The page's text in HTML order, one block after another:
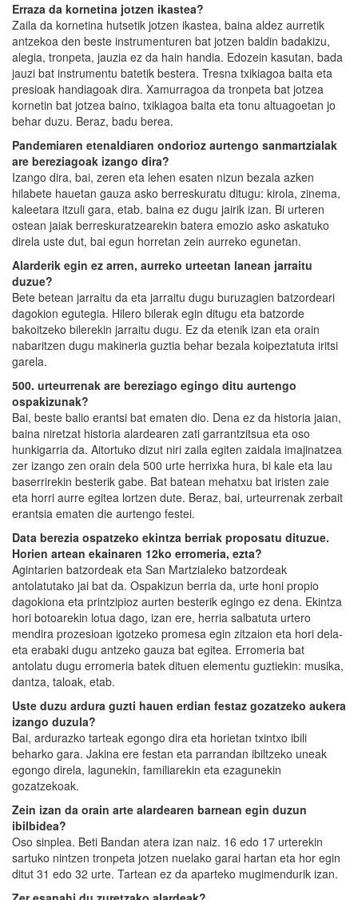
Erraza da kornetina jotzen ikastea?
Zaila da kornetina hutsetik jotzen ikastea, baina aldez aurretik
antzekoa den beste instrumenturen bat jotzen baldin badakizu,
alegia, tronpeta, jauzia ez da hain handia. Edozein kasutan, bada
jauzi bat instrumentu batetik bestera. Tresna txikiagoa baita eta
presioak handiagoak dira. Xamurragoa da tronpeta bat jotzea
kornetin bat jotzea baino, txikiagoa baita eta tonu altuagoetan jo
behar duzu. Beraz, badu berea.
Pandemiaren etenaldiaren ondorioz aurtengo sanmartzialak
are bereziagoak izango dira?
Izango dira, bai, zeren eta lehen esaten nizun bezala azken
hilabete hauetan gauza asko berreskuratu ditugu: kirola, zinema,
kaleetara itzuli gara, etab. baina ez dugu jairik izan. Bi urteren
ostean jaiak berreskuratzearekin batera emozio asko askatuko
direla uste dut, bai egun horretan zein aurreko egunetan.
Alarderik egin ez arren, aurreko urteetan lanean jarraitu
duzue?
Bete betean jarraitu da eta jarraitu dugu buruzagien batzordeari
dagokion egutegia. Hilero bilerak egin ditugu eta batzorde
bakoitzeko bilerekin jarraitu dugu. Ez da etenik izan eta orain
nabaritzen dugu makineria guztia behar bezala koipeztatuta iritsi
garela.
500. urteurrenak are bereziago egingo ditu aurtengo
ospakizunak?
Bai, beste balio erantsi bat ematen dio. Dena ez da historia jaian,
baina niretzat historia alardearen zati garrantzitsua eta oso
hunkigarria da. Aitortuko dizut niri zaila egiten zaidala imajinatzea
zer izango zen orain dela 500 urte herrixka hura, bi kale eta lau
baserrirekin besterik gabe. Bat batean mehatxu bat iristen zaie
eta horri aurre egitea lortzen dute. Beraz, bai, urteurrenak zerbait
erantsia ematen die aurtengo festei.
Data berezia ospatzeko ekintza berriak proposatu dituzue.
Horien artean ekainaren 12ko erromeria, ezta?
Agintarien batzordeak eta San Martzialeko batzordeak
antolatutako jai bat da. Ospakizun berria da, urte honi propio
dagokiona eta printzipioz aurten besterik egingo ez dena. Ekintza
hori botoarekin lotua dago, izan ere, herria salbatuta urtero
mendira prozesioan igotzeko promesa egin zitzaion eta hori dela-
eta erabaki dugu antzeko gauza bat egitea. Erromeria bat
antolatu dugu erromeria batek dituen elementu guztiekin: musika,
dantza, taloak, etab.
Uste duzu ardura guzti hauen erdian festaz gozatzeko aukera
izango duzula?
Bai, ardurazko tarteak egongo dira eta horietan txintxo ibili
beharko gara. Jakina ere festan eta parrandan ibiltzeko uneak
egongo direla, lagunekin, familiarekin eta ezagunekin
gozatzekoak.
Zein izan da orain arte alardearen barnean egin duzun
ibilbidea?
Oso sinplea. Beti Bandan atera izan naiz. 16 edo 17 urterekin
sartuko nintzen tronpeta jotzen nuelako garai hartan eta hor egin
ditut 31 edo 32 urte. Tartean ez da aparteko mugimendurik izan.